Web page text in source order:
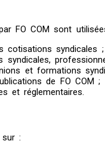
FO COM sont
cotisations syndicales ;
syndicales,
et formations
de FO COM ;
et réglementaires.
: